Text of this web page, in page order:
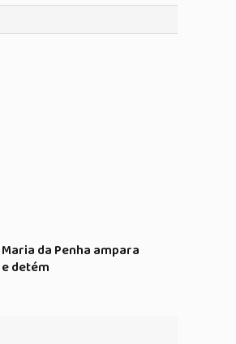
da Penha ampara
detém